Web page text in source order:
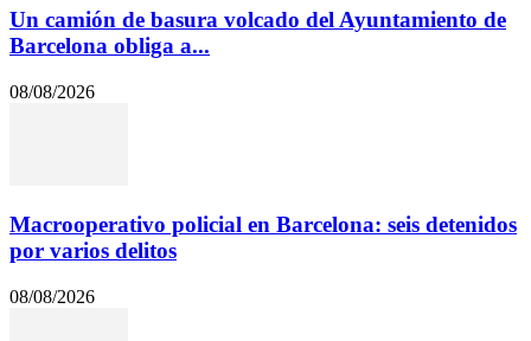
Un camión de basura volcado del Ayuntamiento de
Barcelona obliga a...
08/08/2026
Macrooperativo policial en Barcelona: seis detenidos
por varios delitos
08/08/2026